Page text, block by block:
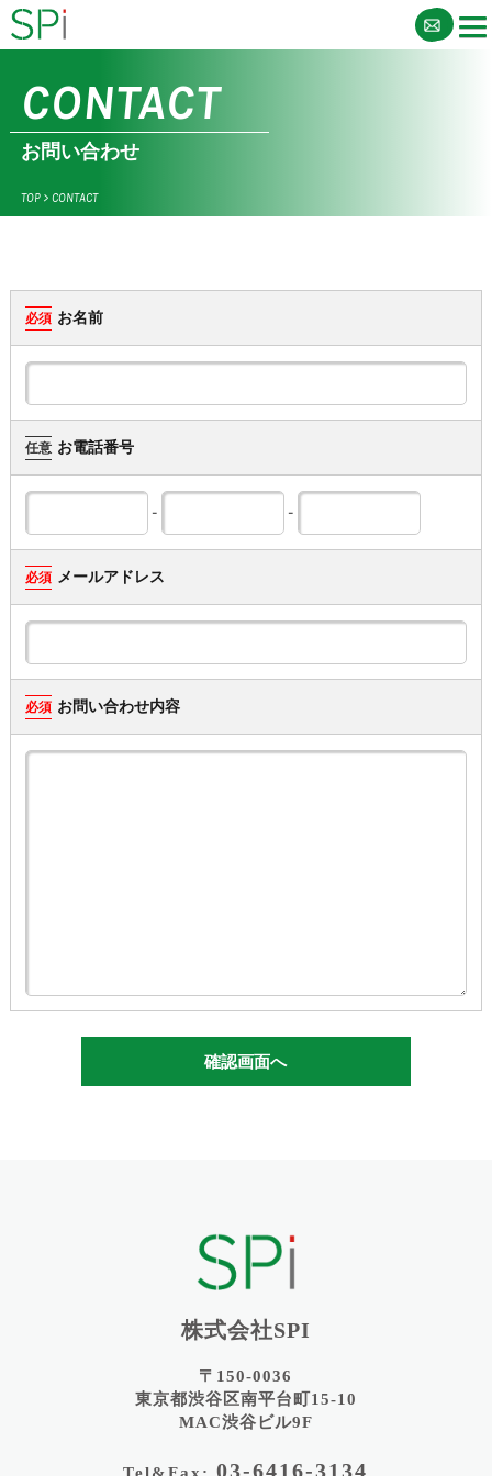
CONTACT
お問い合わせ
TOP> CONTACT
必須 お名前
任意 お電話番号
- -
必須 メールアドレス
必須 お問い合わせ内容
確認画面へ
株式会社SPI
〒150-0036
東京都渋谷区南平台町15-10
MAC渋谷ビル9F
03-6416-3134